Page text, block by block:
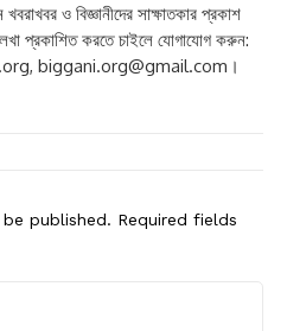
খবরাখবর ও বিজ্ঞানীদের সাক্ষাতকার প্রকাশ
প্রকাশিত করতে চাইলে যোগাযোগ করুন:
, biggani.org@gmail.com ।
published. Required fields